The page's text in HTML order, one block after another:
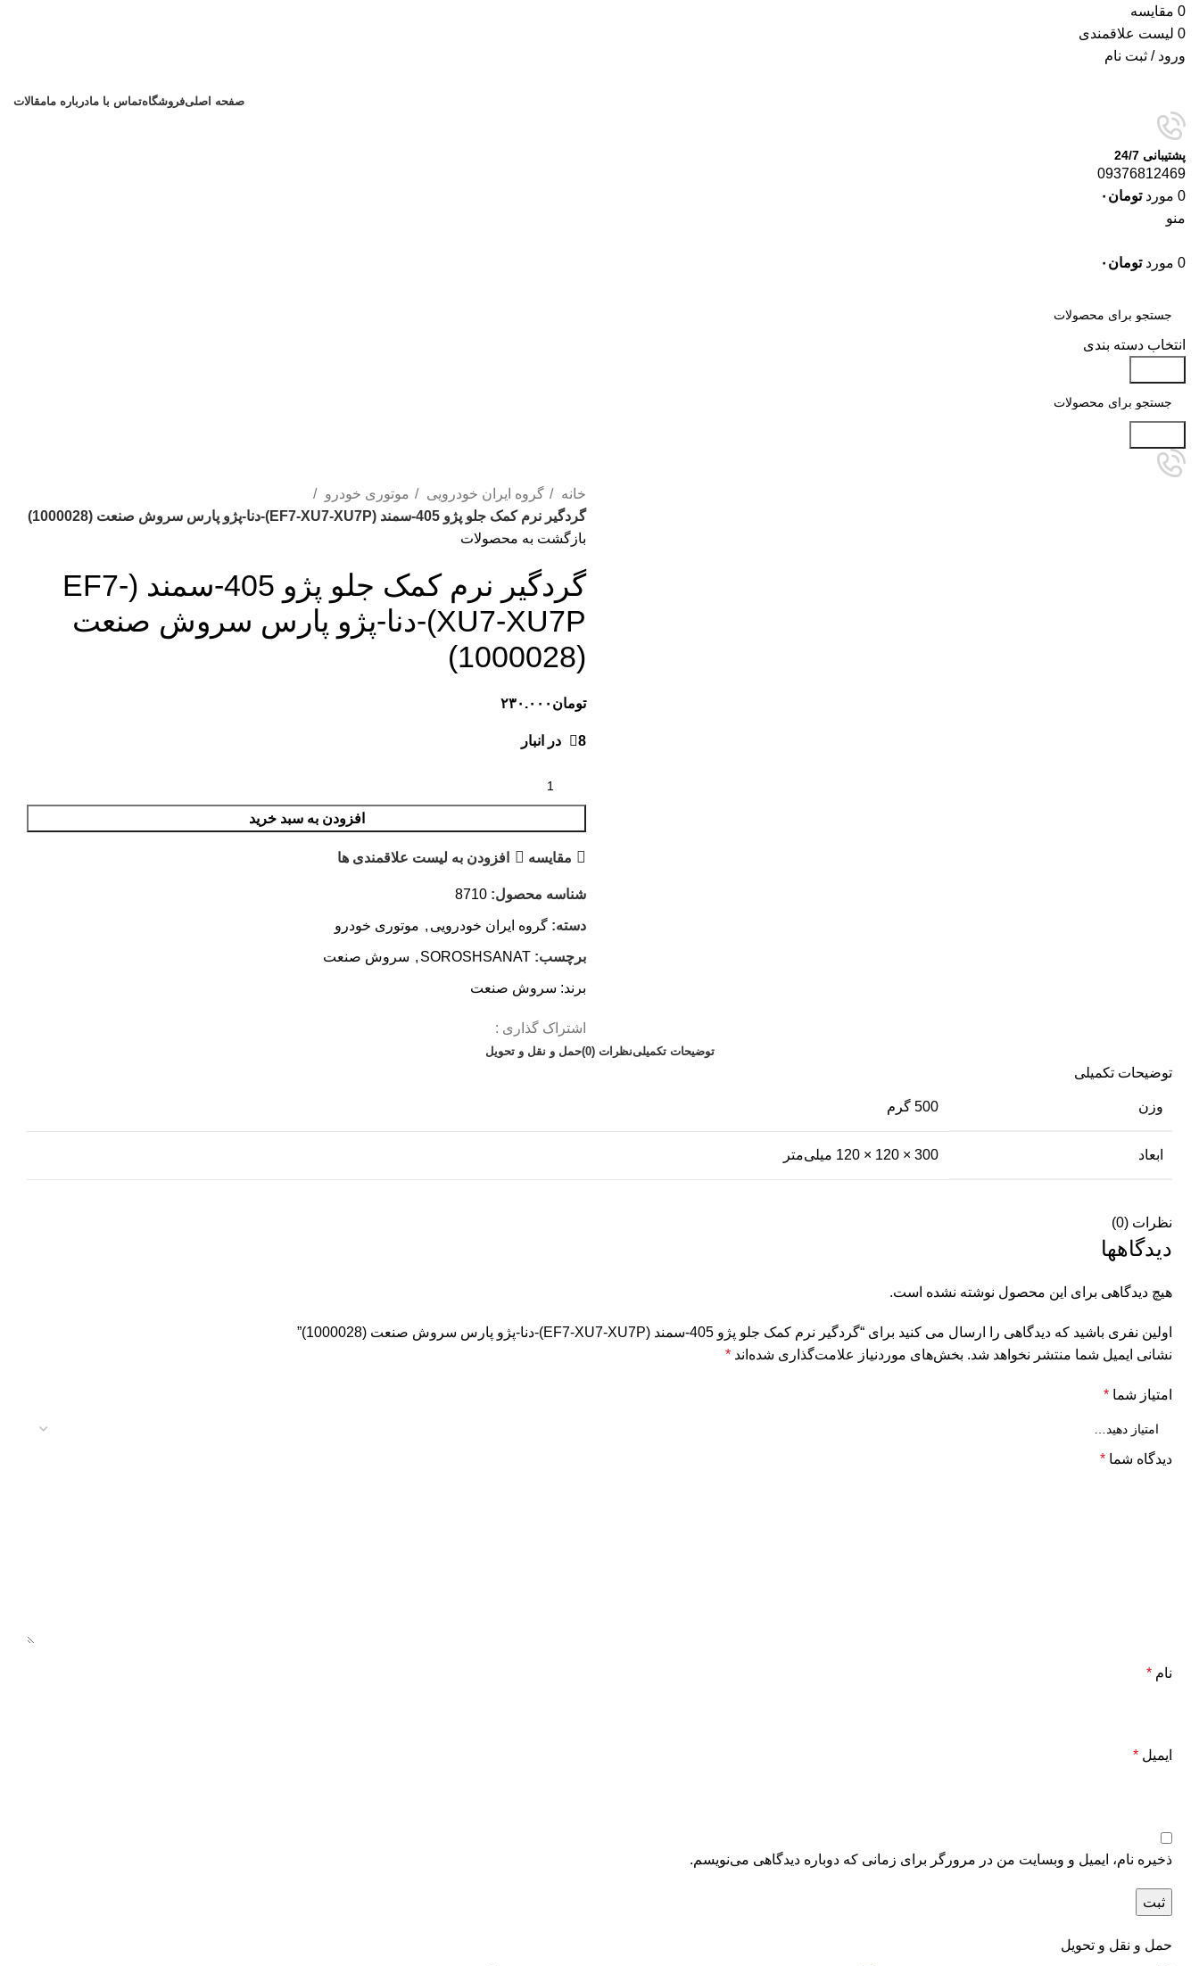
0 مقایسه
0 لیست علاقمندی
ورود / ثبت نام
صفحه اصلیفروشگاهتماس با مادرباره مامقالات
پشتیبانی 24/7
09376812469
0 مورد تومان ۰
منو
0 مورد تومان ۰
انتخاب دسته بندی
خانه گروه ایران خودرویی
موتوری خودرو
گردگیر نرم کمک جلو پژو 405-سمند (EF7-XU7-XU7P)-دنا-پژو پارس سروش صنعت (1000028)
بازگشت به محصولات
گردگیر نرم کمک جلو پژو 405-سمند (EF7-
XU7-XU7P)-دنا-پژو پارس سروش صنعت
(1000028)
تومان ۲۳۰.۰۰۰
8 در انبار
افزودن به سبد خرید
مقایسه افزودن به لیست علاقمندی ها
شناسه محصول: 8710
دسته: گروه ایران خودرویی , موتوری خودرو
برچسب: SOROSHSANAT
, سروش صنعت
برند: سروش صنعت
اشتراک گذاری :
توضیحات تکمیلینظرات (0) حمل و نقل و تحویل
توضیحات تکمیلی
وزن 500 گرم
ابعاد 300 × 120 × 120 میلی‌متر
نظرات (0)
دیدگاهها
هیچ دیدگاهی برای این محصول نوشته نشده است.
اولین نفری باشید که دیدگاهی را ارسال می کنید برای “گردگیر نرم کمک جلو پژو 405-سمند (EF7-XU7-XU7P)-دنا-پژو پارس سروش صنعت (1000028)”
نشانی ایمیل شما منتشر نخواهد شد. بخش‌های موردنیاز علامت‌گذاری شده‌اند *
امتیاز شما *
دیدگاه شما *
نام *
ایمیل *
ذخیره نام، ایمیل و وبسایت من در مرورگر برای زمانی که دوباره دیدگاهی می‌نویسم.
حمل و نقل و تحویل